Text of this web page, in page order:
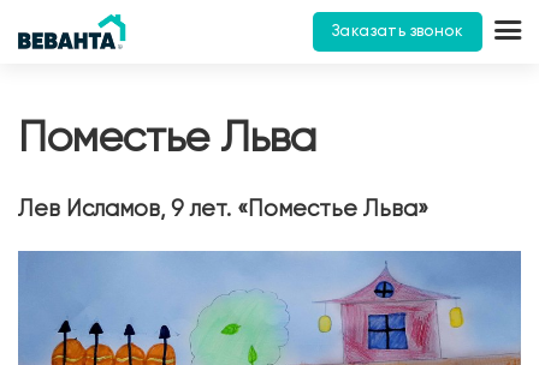
Заказать звонок
Поместье Льва
Лев Исламов, 9 лет. «Поместье Льва»